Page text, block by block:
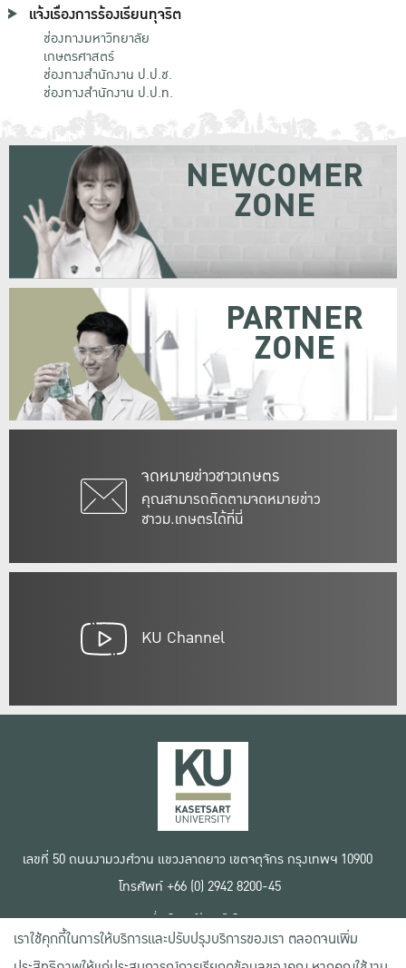
แจ้งเรื่องการร้องเรียนทุจริต
ช่องทางมหาวิทยาลัย
เกษตรศาสตร์
ช่องทางสำนักงาน ป.ป.ช.
ช่องทางสำนักงาน ป.ป.ท.
จดหมายข่าวชาวเกษตร
คุณสามารถติดตามจดหมายข่าว
ชาวม.เกษตรได้ที่นี่
NEWCOMER
ZONE
PARTNER
ZONE
KU Channel
เลขที่ 50 ถนนงามวงศ์วาน แขวงลาดยาว เขตจตุจักร กรุงเทพฯ 10900
โทรศัพท์ +66 (0) 2942 8200-45
เงื่อนไขการใช้งานเว็บไซต์
ข้อตกลงด้านสิทธิ์ใช้งาน
นโยบายความเป็นส่วนตัว
เราใช้คุกกี้ในการให้บริการและปรับปรุงบริการของเรา ตลอดจนเพิ่ม